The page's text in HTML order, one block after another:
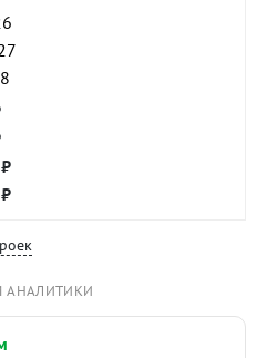
АНАЛИТИКИ